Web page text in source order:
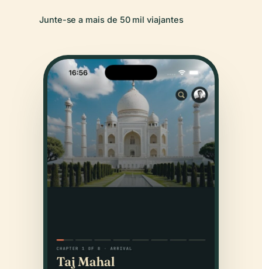
Junte-se a mais de 50 mil viajantes